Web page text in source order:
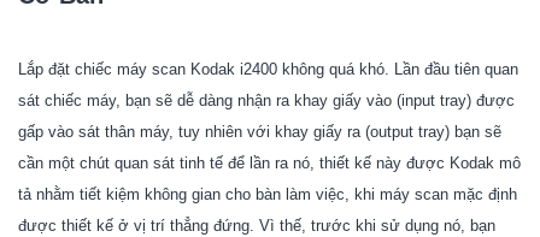
Lắp đặt chiếc máy scan Kodak i2400 không quá khó. Lần đầu tiên quan
sát chiếc máy, bạn sẽ dễ dàng nhận ra khay giấy vào (input tray) được
gấp vào sát thân máy, tuy nhiên với khay giấy ra (output tray) bạn sẽ
cần một chút quan sát tinh tế để lần ra nó, thiết kế này được Kodak mô
tả nhằm tiết kiệm không gian cho bàn làm việc, khi máy scan mặc định
được thiết kế ở vị trí thẳng đứng. Vì thế, trước khi sử dụng nó, bạn